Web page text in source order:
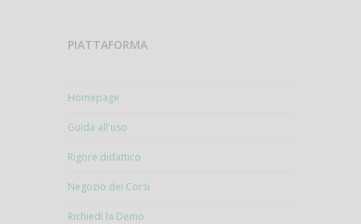
PIATTAFORMA
Homepage
Guida all'uso
Rigore didattico
Negozio dei Corsi
Richiedi la Demo